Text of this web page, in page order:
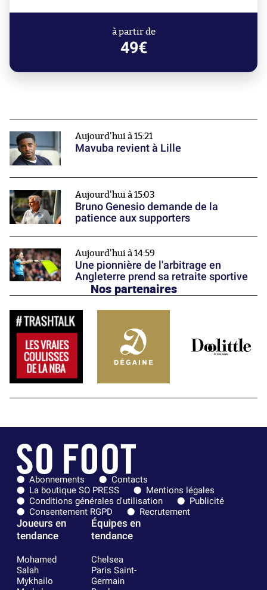
à partir de
49€
Aujourd'hui à 15:21
Mavuba revient à Lille
Aujourd'hui à 15:03
Bruno Genesio demande de la
patience aux supporters
Aujourd'hui à 14:59
Une pionnière de l'arbitrage en
Angleterre prend sa retraite sportive
Nos partenaires
Abonnements
Contacts
La boutique SO PRESS
Mentions légales
Conditions générales d'utilisation
Publicité
Consentement RGPD
Recrutement
Joueurs en
tendance
Mohamed
Salah
Mykhailo
Équipes en
tendance
Chelsea
Paris Saint-
Germain